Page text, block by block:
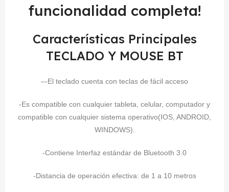
funcionalidad completa!
Características Principales
TECLADO Y MOUSE BT
–-El teclado cuenta con teclas de fácil acceso
-Es compatible con cualquier tableta, celular, computador y
compatible con cualquier sistema operativo(IOS, ANDROID,
WINDOWS).
-Contiene Interfaz estándar de Bluetooth 3.0
-Distancia de operación efectiva: de 1 a 10 metros